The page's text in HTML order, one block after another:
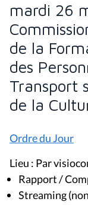
mardi 26
de la
des
Transport
de la
Ordre du Jour
Lieu : Par
Rapport /
Streaming